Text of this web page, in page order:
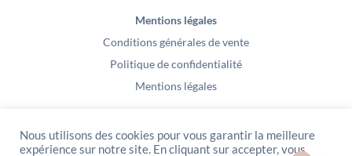
Mentions légales
Conditions générales de vente
Politique de confidentialité
Mentions légales
Nous utilisons des cookies pour vous garantir la meilleure
expérience sur notre site. En cliquant sur accepter, vous